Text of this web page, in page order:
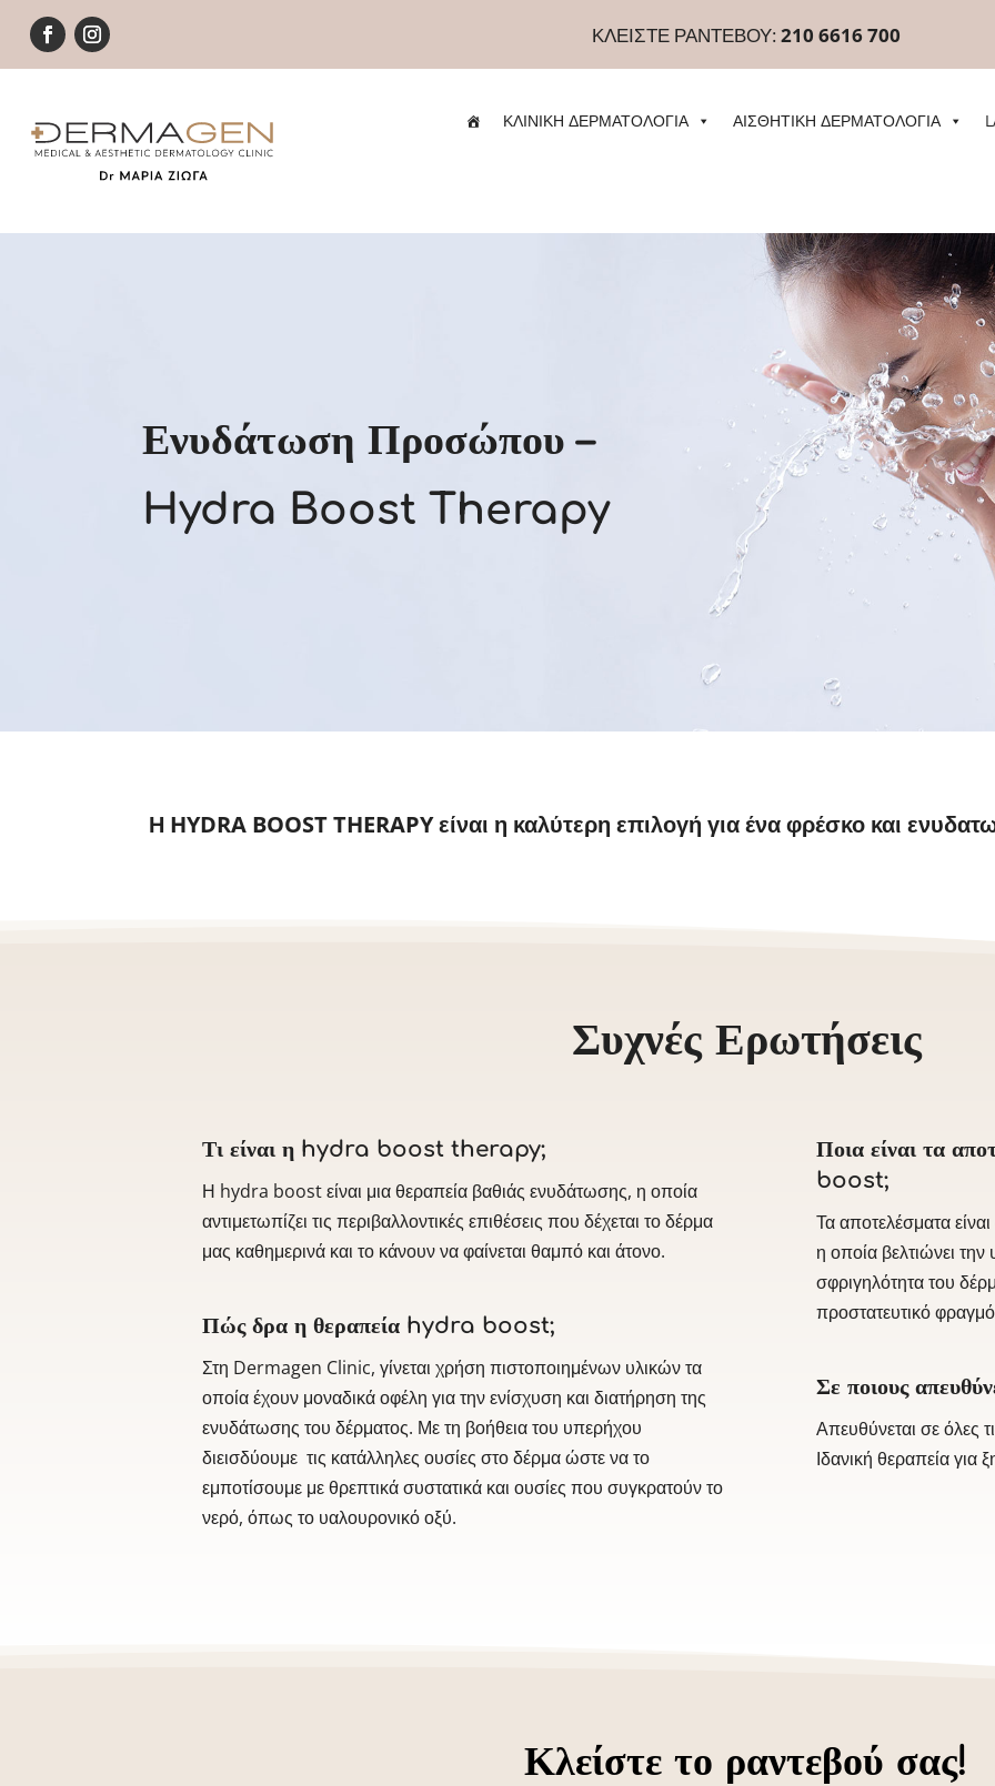
ΚΛΕΙΣΤΕ ΡΑΝΤΕΒΟΥ:210 6616 700
ΚΛΙΝΙΚΗ ΔΕΡΜΑΤΟΛΟΓΙΑ ΑΙΣΘΗΤΙΚΗ ΔΕΡΜΑΤΟΛΟΓΙΑ
Ενυδάτωση Προσώπου –
Hydra Boost Therapy
Η HYDRA BOOST THERAPY είναι η καλύτερη επιλογή για ένα φρέσκο και
Συχνές Ερωτήσεις
Τι είναι η hydra boost therapy;
Η hydra boost είναι μια θεραπεία βαθιάς ενυδάτωσης, η οποία
αντιμετωπίζει τις περιβαλλοντικές επιθέσεις που δέχεται το δέρμα
μας καθημερινά και το κάνουν να φαίνεται θαμπό και άτονο.
Πώς δρα η θεραπεία hydra boost;
Στη Dermagen Clinic, γίνεται χρήση πιστοποιημένων υλικών τα
οποία έχουν μοναδικά οφέλη για την ενίσχυση και διατήρηση της
ενυδάτωσης του δέρματος. Με τη βοήθεια του υπερήχου
διεισδύουμε τις κατάλληλες ουσίες στο δέρμα ώστε να το
εμποτίσουμε με θρεπτικά συστατικά και ουσίες που συγκρατούν το
νερό, όπως το υαλουρονικό οξύ.
Ποια είναι τα
boost;
Τα αποτελέσματα
η οποία βελτιώνει την
σφριγηλότητα του
προστατευτικό
Σε ποιους
Απευθύνεται σε όλες
Ιδανική θεραπεία για
Κλείστε το ραντεβού σας!